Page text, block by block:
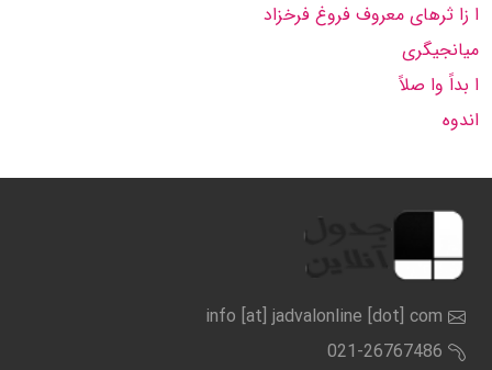
ا زا ثرهای معروف فروغ فرخزاد
میانجیگری
ا بداً وا صلاً
اندوه
info [at] jadvalonline [dot] com
021-26767486